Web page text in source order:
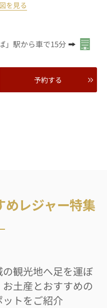
を見る
」駅から車で15分
予約する
めレジャー特集
の観光地へ足を運ぼ
お土産とおすすめの
ットをご紹介